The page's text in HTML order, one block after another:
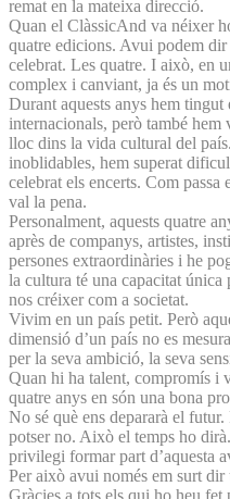
remat en la mateixa direcció.
Quan el ClàssicAnd va néixer
quatre edicions. Avui podem dir
celebrat. Les quatre. I això, en
complex i canviant, ja és un
Durant aquests anys hem
internacionals, però també
lloc dins la vida cultural del
inoblidables, hem superat
celebrat els encerts. Com
val la pena.
Personalment, aquests quatre
après de companys, artistes,
persones extraordinàries i he
la cultura té una capacitat
nos créixer com a societat.
Vivim en un país petit. Però
dimensió d’un país no es
per la seva ambició, la seva
Quan hi ha talent, compromís i
quatre anys en són una bona
No sé què ens depararà el
potser no. Això el temps ho
privilegi formar part d’aquesta
Per això avui només em surt dir
Gràcies a tots els qui ho heu